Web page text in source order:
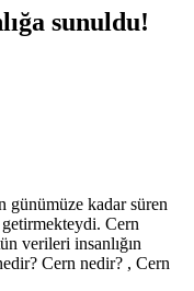
sunuldu!
günümüze kadar süren
getirmekteydi. Cern
verileri insanlığın
Cern nedir? , Cern